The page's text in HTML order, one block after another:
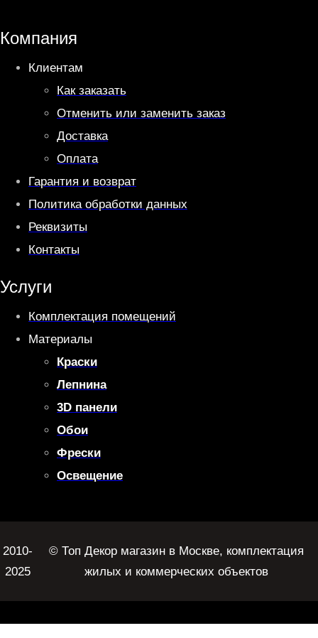
p
p
a
m
Компания
Клиентам
Как заказать
Отменить или заменить заказ
Доставка
Оплата
Гарантия и возврат
Политика обработки данных
Реквизиты
Контакты
Услуги
Комплектация помещений
Материалы
Краски
Лепнина
3D панели
Обои
Фрески
Освещение
2010-
2025
© Топ Декор магазин в Москве, комплектация
жилых и коммерческих объектов